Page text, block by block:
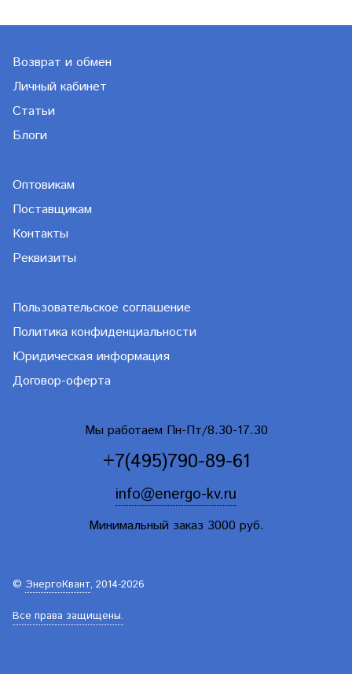
Возврат и обмен
Личный кабинет
Статьи
Блоги
Оптовикам
Поставщикам
Контакты
Реквизиты
Пользовательское соглашение
Политика конфиденциальности
Юридическая информация
Договор-оферта
Мы работаем Пн-Пт/8.30-17.30
+7(495)790-89-61
info@energo-kv.ru
Минимальный заказ 3000 руб.
© ЭнергоКвант, 2014-2026
Все права защищены.